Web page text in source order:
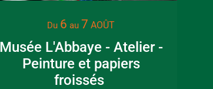
en
Bocage
Du 6 au 7 AOÛT
Musée L'Abbaye - Atelier -
Peinture et papiers
froissés